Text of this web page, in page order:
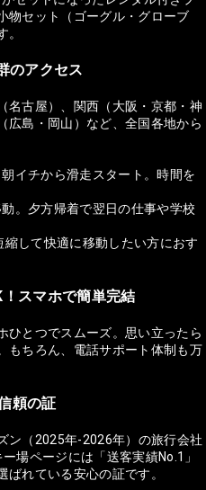
物セット（ゴーグル・グローブ
。
のアクセス
名古屋）、関西（大阪・京都・神
広島・岡山）など、全国各地から
イチから滑走スタート。時間を
。夕方帰着で翌日の仕事や学校
縮して快適に移動したい方におす
スマホで簡単完結
ひとつでスムーズ。思い立ったら
もちろん、電話サポート体制も万
頼の証
ン（2025年-2026年）の旅行会社
場ページには「送客実績No.1」
れている安心の証です。